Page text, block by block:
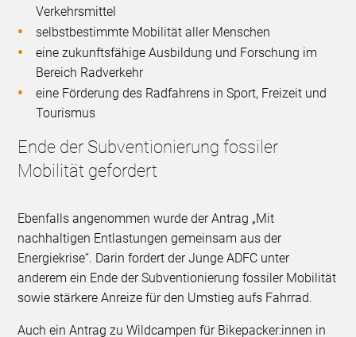
Verkehrsmittel
selbstbestimmte Mobilität aller Menschen
eine zukunftsfähige Ausbildung und Forschung im
Bereich Radverkehr
eine Förderung des Radfahrens in Sport, Freizeit und
Tourismus
Ende der Subventionierung fossiler
Mobilität gefordert
Ebenfalls angenommen wurde der Antrag „Mit
nachhaltigen Entlastungen gemeinsam aus der
Energiekrise“. Darin fordert der Junge ADFC unter
anderem ein Ende der Subventionierung fossiler Mobilität
sowie stärkere Anreize für den Umstieg aufs Fahrrad.
Auch ein Antrag zu Wildcampen für Bikepacker:innen in